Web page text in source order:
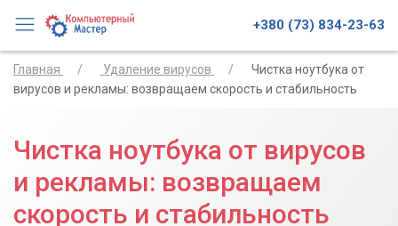
+380 (73) 834-23-63
Главная Удаление вирусов
Чистка ноутбука от
вирусов и рекламы: возвращаем скорость и стабильность
Чистка ноутбука от вирусов
и рекламы: возвращаем
скорость и стабильность